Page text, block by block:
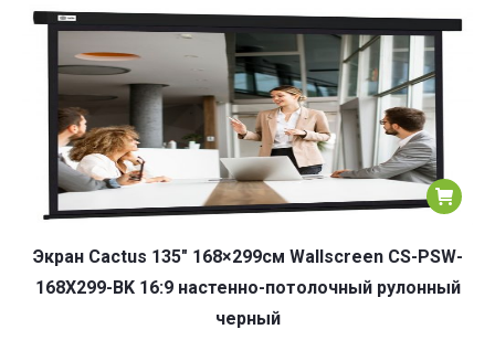
Экран Cactus 135″ 168×299см Wallscreen CS-PSW-
168X299-BK 16:9 настенно-потолочный рулонный
черный